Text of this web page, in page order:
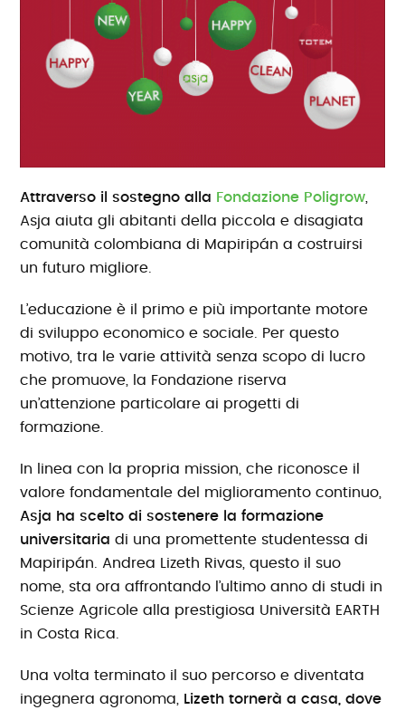
Attraverso il sostegno alla Fondazione Poligrow
Asja aiuta gli abitanti della piccola e disagiata
comunità colombiana di Mapiripán a costruirsi
un futuro migliore.
L’educazione è il primo e più importante motore
di sviluppo economico e sociale. Per questo
motivo, tra le varie attività senza scopo di lucro
che promuove, la Fondazione riserva
un’attenzione particolare ai progetti di
formazione.
In linea con la propria mission, che riconosce il
valore fondamentale del miglioramento continuo,
Asja ha scelto di sostenere la formazione
universitaria di una promettente studentessa di
Mapiripán. Andrea Lizeth Rivas, questo il suo
nome, sta ora affrontando l’ultimo anno di studi in
Scienze Agricole alla prestigiosa Università EARTH
in Costa Rica.
Una volta terminato il suo percorso e diventata
ingegnera agronoma,
Lizeth tornerà a casa, dove